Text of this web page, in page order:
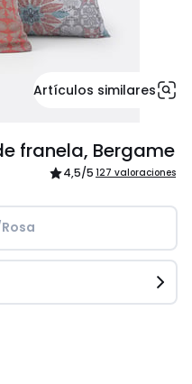
Artículos similares
franela, Bergame
4,5/5 127 valoraciones